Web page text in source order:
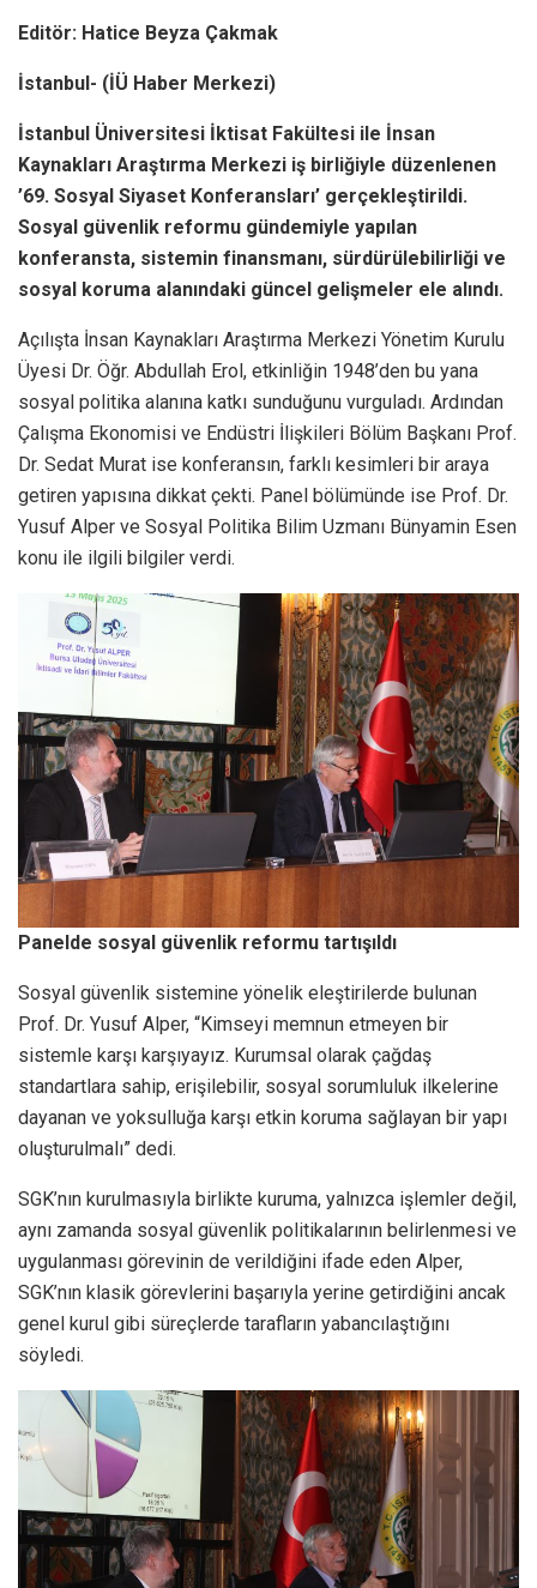
Editör: Hatice Beyza Çakmak
İstanbul- (İÜ Haber Merkezi)
İstanbul Üniversitesi İktisat Fakültesi ile İnsan
Kaynakları Araştırma Merkezi iş birliğiyle düzenlenen
’69. Sosyal Siyaset Konferansları’ gerçekleştirildi.
Sosyal güvenlik reformu gündemiyle yapılan
konferansta, sistemin finansmanı, sürdürülebilirliği ve
sosyal koruma alanındaki güncel gelişmeler ele alındı.
Açılışta İnsan Kaynakları Araştırma Merkezi Yönetim Kurulu
Üyesi Dr. Öğr. Abdullah Erol, etkinliğin 1948’den bu yana
sosyal politika alanına katkı sunduğunu vurguladı. Ardından
Çalışma Ekonomisi ve Endüstri İlişkileri Bölüm Başkanı Prof.
Dr. Sedat Murat ise konferansın, farklı kesimleri bir araya
getiren yapısına dikkat çekti. Panel bölümünde ise Prof. Dr.
Yusuf Alper ve Sosyal Politika Bilim Uzmanı Bünyamin Esen
konu ile ilgili bilgiler verdi.
Panelde sosyal güvenlik reformu tartışıldı
Sosyal güvenlik sistemine yönelik eleştirilerde bulunan
Prof. Dr. Yusuf Alper, “Kimseyi memnun etmeyen bir
sistemle karşı karşıyayız. Kurumsal olarak çağdaş
standartlara sahip, erişilebilir, sosyal sorumluluk ilkelerine
dayanan ve yoksulluğa karşı etkin koruma sağlayan bir yapı
oluşturulmalı” dedi.
SGK’nın kurulmasıyla birlikte kuruma, yalnızca işlemler değil,
aynı zamanda sosyal güvenlik politikalarının belirlenmesi ve
uygulanması görevinin de verildiğini ifade eden Alper,
SGK’nın klasik görevlerini başarıyla yerine getirdiğini ancak
genel kurul gibi süreçlerde tarafların yabancılaştığını
söyledi.